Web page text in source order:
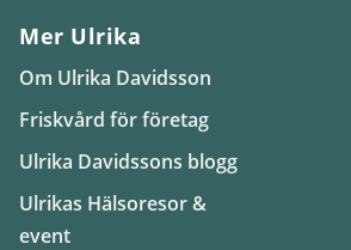
Mer Ulrika
Om Ulrika Davidsson
Friskvård för företag
Ulrika Davidssons blogg
Ulrikas Hälsoresor &
event